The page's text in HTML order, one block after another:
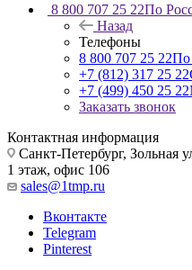
8 800 707 25 22По
Назад
Телефоны
8 800 707 25 22По
+7 (812) 317 25 22
+7 (499) 450 25 22
Заказать звонок
Контактная информация
Санкт-Петербург, Зольная
1 этаж, офис 106
sales@1tmp.ru
Вконтакте
Telegram
Pinterest